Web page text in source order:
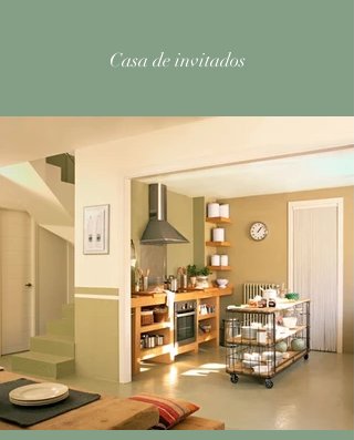
Casa de invitados